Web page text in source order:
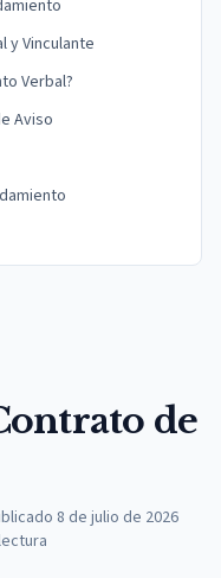
y Vinculante
Verbal?
Aviso
de
8 de julio de 2026